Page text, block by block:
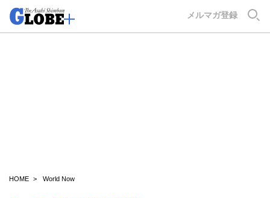
メルマガ登録
HOME World Now